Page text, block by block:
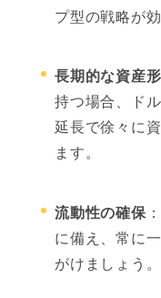
プ型の戦略が
長期的な資産
持つ場合、ド
延長で徐々に
ます。
流動性の確保
に備え、常に
がけましょう。